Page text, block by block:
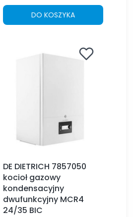
DO KOSZYKA
DE DIETRICH 7857050
kocioł gazowy
kondensacyjny
dwufunkcyjny MCR4
24/35 BIC